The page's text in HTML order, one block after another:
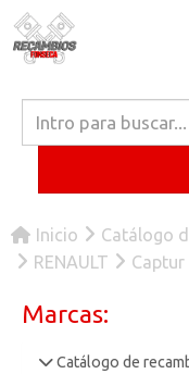
Inicio
Catálogo
RENAULT
Captur
Marcas:
Catálogo de